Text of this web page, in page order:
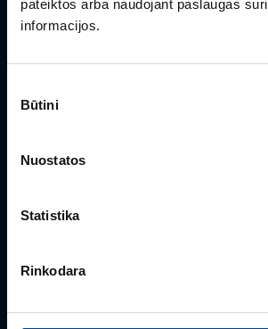
pateiktos arba naudojant paslaugas
informacijos.
pasirinkimas
Būtini
Nuostatos
Statistika
Rinkodara
+370 612 61970
Vardas*